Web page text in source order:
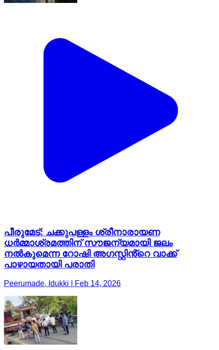
പീരുമേട്: ചക്കുപള്ളം ശ്രീനാരായണ
ധർമ്മാശ്രമത്തിന് സൗജന്യമായി ജലം
നൽകുമെന്ന റോഷി അഗസ്റ്റിൻ്റെ വാക്ക്
പാഴായതായി പരാതി
Peerumade, Idukki | Feb 14, 2026